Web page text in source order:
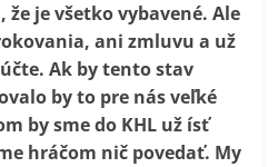
je všetko vybavené. Ale
ani zmluvu a už
Ak by tento stav
by to pre nás veľké
by sme do KHL už ísť
hráčom nič povedať. My